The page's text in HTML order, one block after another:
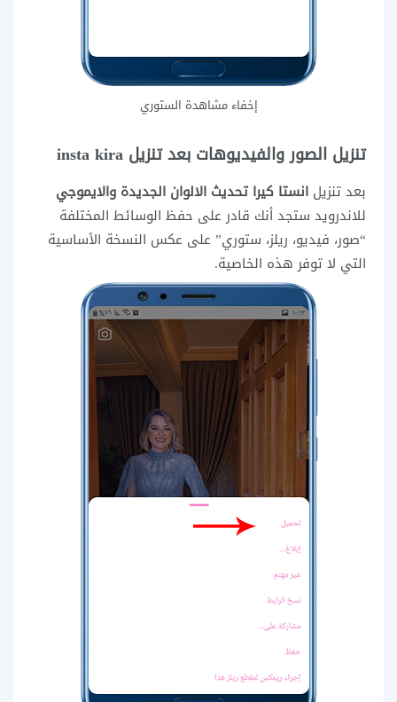
إخفاء مشاهدة الستوري
تنزيل الصور والفيديوهات بعد تنزيل insta kira
بعد تنزيل انستا كيرا تحديث الالوان الجديدة والايموجي
للاندرويد ستجد أنك قادر على حفظ الوسائط المختلفة
“صور، فيديو، ريلز، ستوري” على عكس النسخة الأساسية
التي لا توفر هذه الخاصية.